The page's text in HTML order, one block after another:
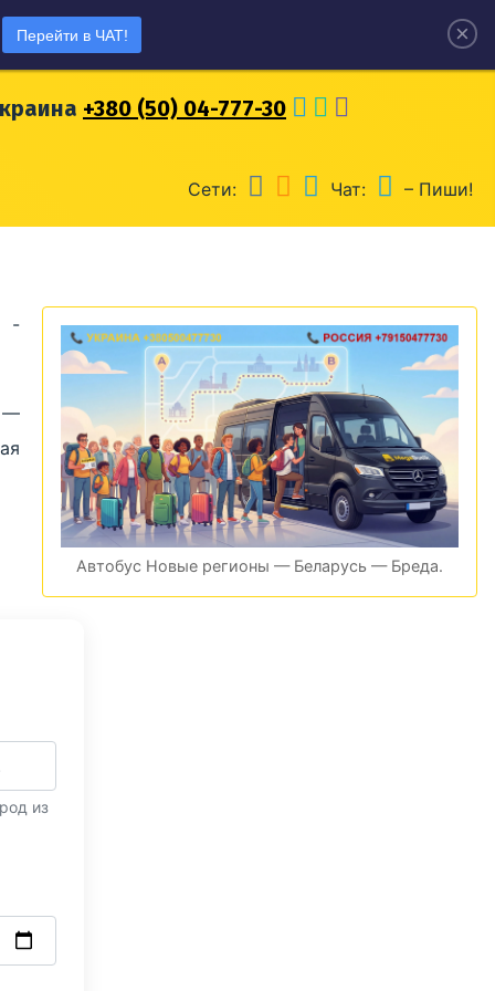
+7 (915) 04-777-30
+380 (50) 04-777-30
Сети: Чат: – Пиши!
Автобус Новые регионы — Беларусь — Бреда.
-
—
из
×
Перейти в ЧАТ!